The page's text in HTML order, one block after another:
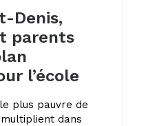
Denis,
parents
l’école
plus pauvre de
dans